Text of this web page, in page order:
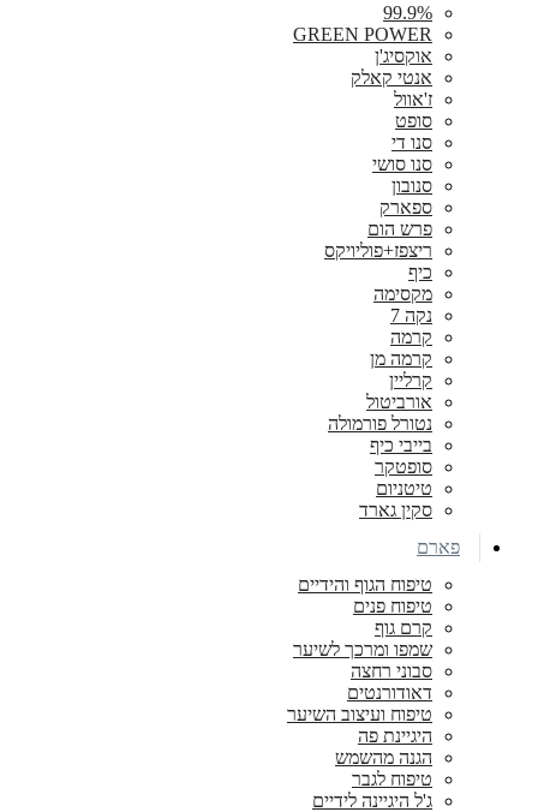
99.9%
GREEN POWER
אוקסיג'ן
אנטי קאלק
ז'אוול
סופט
סנו די
סנו סושי
סנובון
ספארק
פרש הום
ריצפז+פוליויקס
כיף
מקסימה
נקה 7
קרמה
קרמה מן
קרליין
אורביטול
נטורל פורמולה
בייבי כיף
סופטקר
טיטניום
סקין גארד
פארם
טיפוח הגוף והידיים
טיפוח פנים
קרם גוף
שמפו ומרכך לשיער
סבוני רחצה
דאודורנטים
טיפוח ועיצוב השיער
היגיינת פה
הגנה מהשמש
טיפוח לגבר
ג'ל היגיינה לידיים